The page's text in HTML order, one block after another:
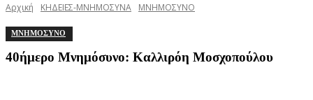
Αρχική ΚΗΔΕΙΕΣ-ΜΝΗΜΟΣΥΝΑ ΜΝΗΜΟΣΥΝΟ
ΜΝΗΜΟΣΥΝΟ
40ήμερο Μνημόσυνο: Καλλιρόη Μοσχοπούλου